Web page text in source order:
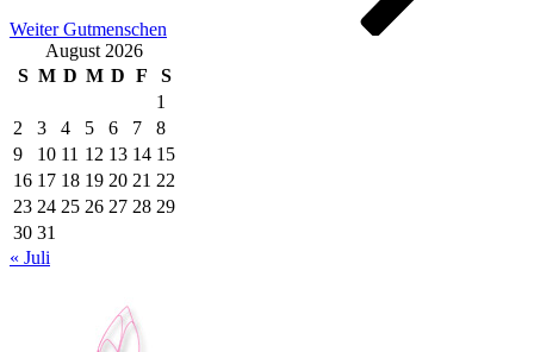
Weiter Gutmenschen
August 2026
S M D M D F
S
1
2
3 4 5 6 7
8
9
10 11 12 13 14 15
16 17 18 19 20 21 22
23 24 25 26 27 28 29
30 31
« Juli